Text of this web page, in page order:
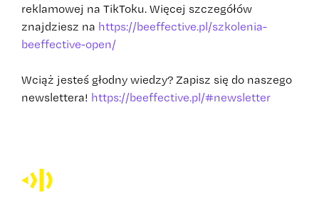
reklamowej na TikToku. Więcej szczegółów
znajdziesz na https://beeffective.pl/szkolenia-
beeffective-open/
Wciąż jesteś głodny wiedzy? Zapisz się do naszego
newslettera! https://beeffective.pl/#newsletter